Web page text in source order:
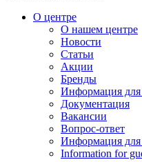
О центре
О нашем центре
Новости
Статьи
Акции
Бренды
Информация для
Документация
Вакансии
Вопрос-ответ
Информация для
Information for